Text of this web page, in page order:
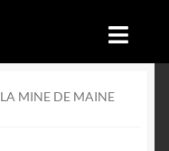
LA MINE DE MAINE